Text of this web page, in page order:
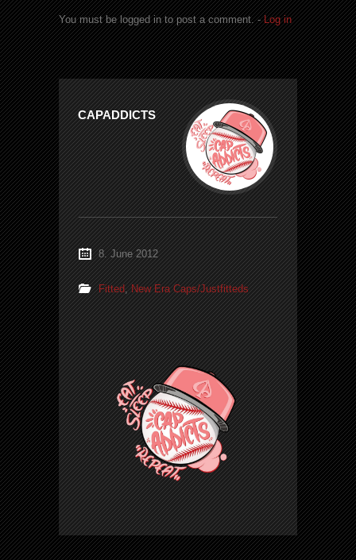
You must be logged in to post a comment. -Log in
CAPADDICTS
8. June 2012
Fitted,New Era Caps/Justfitteds